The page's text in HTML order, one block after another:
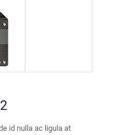
id nulla ac ligula at